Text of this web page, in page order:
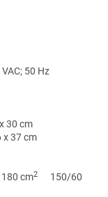
50 Hz
30 cm
x 37 cm
cm2 150/60